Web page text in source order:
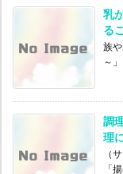
乳
る
族
～
調
理
（
「